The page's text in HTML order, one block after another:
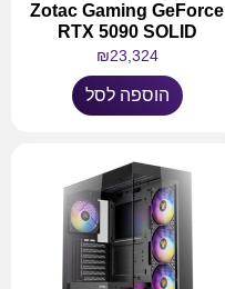
Zotac Gaming GeForce
RTX 5090 SOLID
₪23,324
הוספה לסל